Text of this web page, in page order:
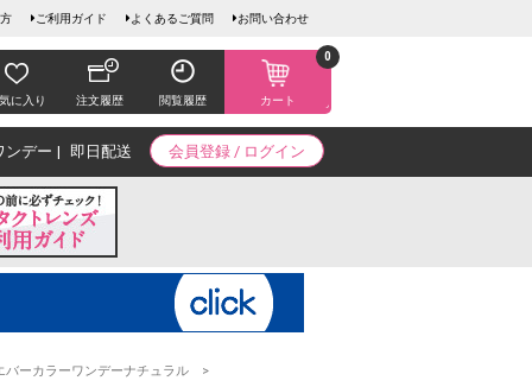
ご利用ガイド よくあるご質問 お問い合わせ
に入り 注文履歴 閲覧履歴 カート
0
会員登録 / ログイン
ンデー 即日配送
バーカラーワンデーナチュラル